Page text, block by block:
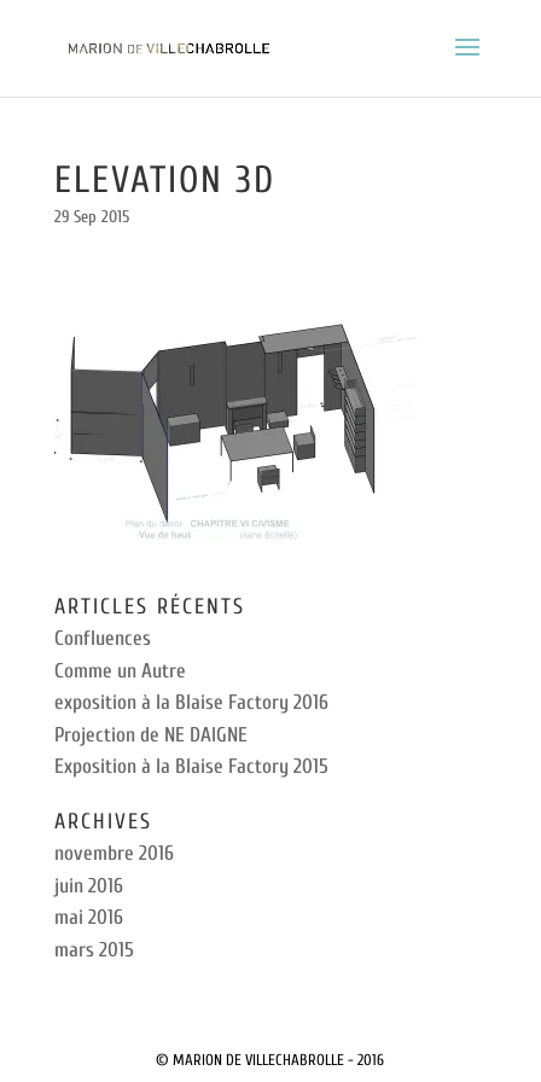
ELEVATION 3D
29 Sep 2015
ARTICLES RÉCENTS
Confluences
Comme un Autre
exposition à la Blaise Factory 2016
Projection de NE DAIGNE
Exposition à la Blaise Factory 2015
ARCHIVES
novembre 2016
juin 2016
mai 2016
mars 2015
© MARION DE VILLECHABROLLE - 2016